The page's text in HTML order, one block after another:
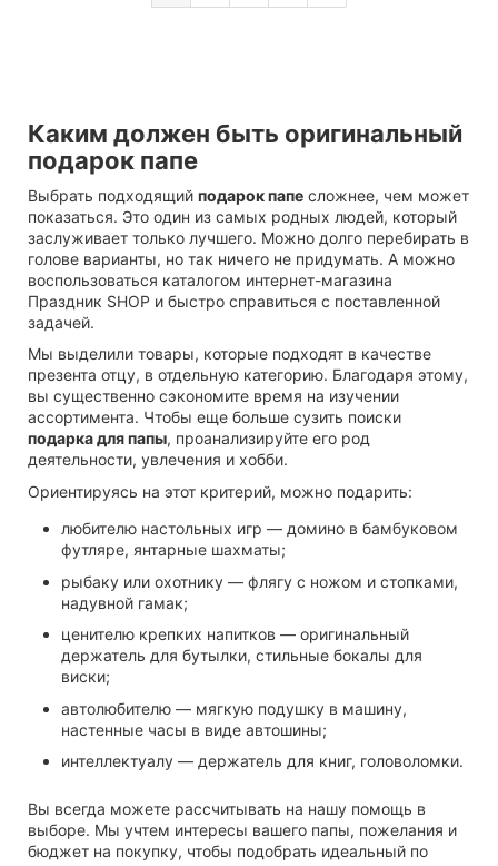
Каким должен быть оригинальный
подарок папе
Выбрать подходящий подарок папе сложнее, чем может
показаться. Это один из самых родных людей, который
заслуживает только лучшего. Можно долго перебирать в
голове варианты, но так ничего не придумать. А можно
воспользоваться каталогом интернет-магазина
Праздник SHOP и быстро справиться с поставленной
задачей.
Мы выделили товары, которые подходят в качестве
презента отцу, в отдельную категорию. Благодаря этому,
вы существенно сэкономите время на изучении
ассортимента. Чтобы еще больше сузить поиски
подарка для папы, проанализируйте его род
деятельности, увлечения и хобби.
Ориентируясь на этот критерий, можно подарить:
любителю настольных игр — домино в бамбуковом
футляре, янтарные шахматы;
рыбаку или охотнику — флягу с ножом и стопками,
надувной гамак;
ценителю крепких напитков — оригинальный
держатель для бутылки, стильные бокалы для
виски;
автолюбителю — мягкую подушку в машину,
настенные часы в виде автошины;
интеллектуалу — держатель для книг, головоломки.
Вы всегда можете рассчитывать на нашу помощь в
выборе. Мы учтем интересы вашего папы, пожелания и
бюджет на покупку, чтобы подобрать идеальный по